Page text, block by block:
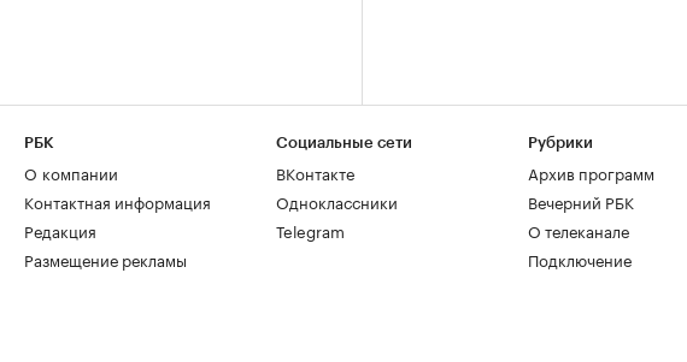
РБК
О компании
Контактная информация
Редакция
Размещение рекламы
Социальные сети
ВКонтакте
Одноклассники
Telegram
Рубрики
Архив программ
Вечерний РБК
О телеканале
Подключение